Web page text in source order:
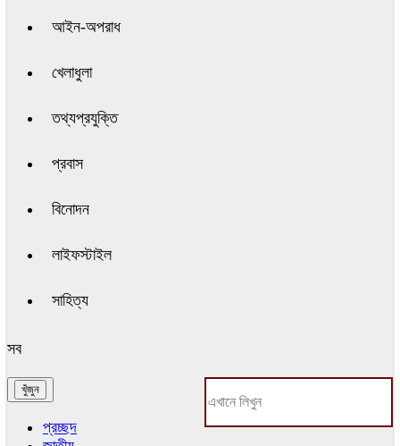
আইন-অপরাধ
খেলাধুলা
তথ্যপ্রযুক্তি
প্রবাস
বিনোদন
লাইফস্টাইল
সাহিত্য
সব
প্রচ্ছদ